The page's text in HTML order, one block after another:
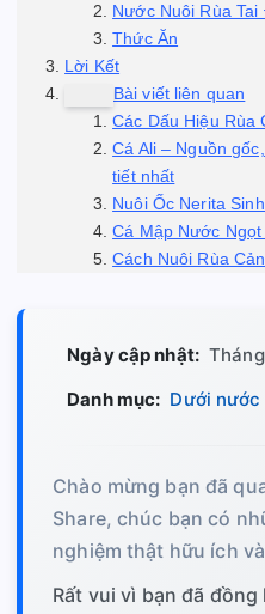
Nước Nuôi Rùa Tai
Thức Ăn
Lời Kết
Bài viết liên quan
Các Dấu Hiệu Rùa
Cá Ali – Nguồn
tiết nhất
Nuôi Ốc Nerita
Cá Mập Nước
Cách Nuôi Rùa
Ngày cập nhật:
Danh mục: Dưới nước
Chào mừng bạn đã
Share, chúc bạn có
nghiệm thật hữu ích
Rất vui vì bạn đã